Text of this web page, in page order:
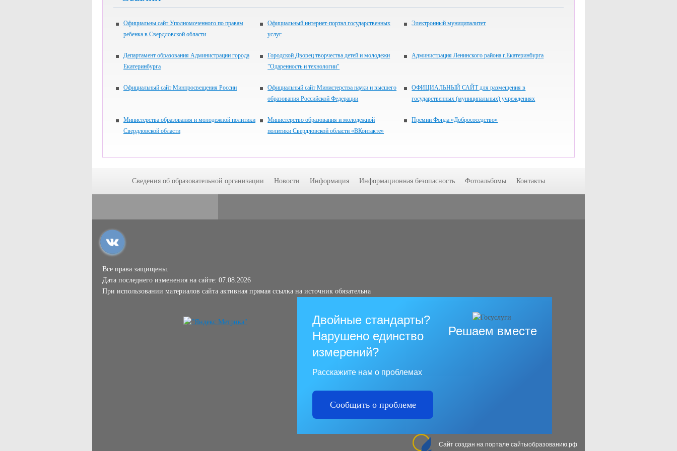
Официальны сайт Уполномоченного по правам
ребенка в Свердловской области
Официальный интернет-портал государственных
услуг
Электронный муниципалитет
Департамент образования Администрации города
Екатеринбурга
Городской Дворец творчества детей и молодежи
"Одаренность и технологии"
Администрация Ленинского района г.Екатеринбурга
Официальный сайт Минпросвещения России
Официальный сайт Министерства науки и высшего
образования Российской Федерации
ОФИЦИАЛЬНЫЙ САЙТ для размещения в
государственных (муниципальных) учреждениях
Министерства образования и молодежной политики
Свердловской области
Министерство образования и молодежной
политики Свердловской области «ВКонтакте»
Премии Фонда «Добрососедство»
Сведения об образовательной организации Новости Информация Информационная безопасность Фотоальбомы Контакты
Все права защищены.
Дата последнего изменения на сайте: 07.08.2026
При использовании материалов сайта активная прямая ссылка на источник обязательна
Решаем вместе
Двойные стандарты?
Нарушено единство
измерений?
Расскажите нам о проблемах
Сообщить о проблеме
Сайт создан на портале сайтыобразованию.рф